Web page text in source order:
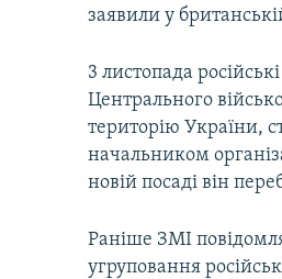
заявили у
3 листопада
Центрального
територію України,
начальником
новій посаді він
Раніше ЗМІ
угруповання